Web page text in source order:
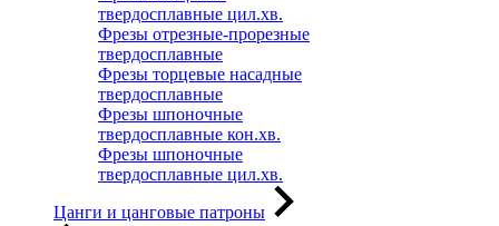
твердосплавные цил.хв.
Фрезы отрезные-прорезные
твердосплавные
Фрезы торцевые насадные
твердосплавные
Фрезы шпоночные
твердосплавные кон.хв.
Фрезы шпоночные
твердосплавные цил.хв.
Цанги и цанговые патроны